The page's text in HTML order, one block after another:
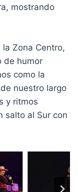
mostrando
Zona Centro,
de humor
como la
nuestro largo
y ritmos
salto al Sur con